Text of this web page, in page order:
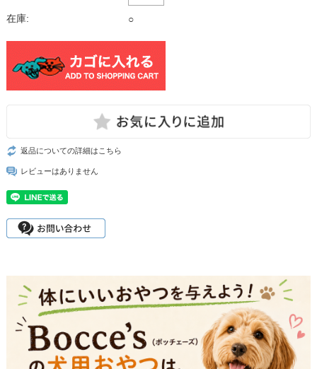
在庫: ○
返品についての詳細はこちら
レビューはありません